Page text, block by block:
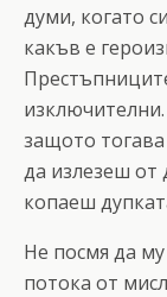
думи, когато
какъв е
защото
да излезеш от
копаеш
Не посмя да
потока от